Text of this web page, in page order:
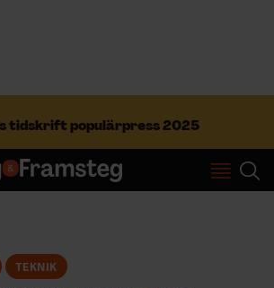
tidskrift populärpress 2025
Prenumerera
TEKNIK